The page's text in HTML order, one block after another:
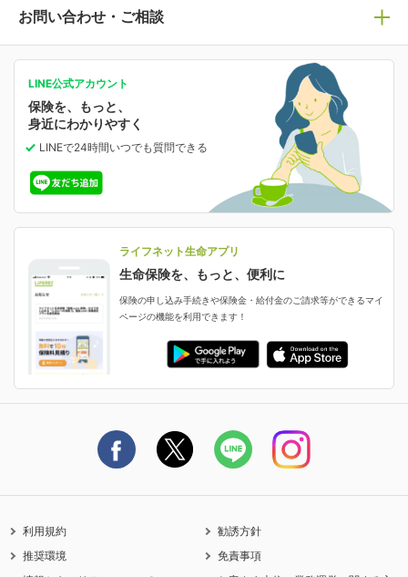
人生のステージに必要な保険がわかる！
保険ジャンバラヤ
あなたの人生と保険選びのためのWebメディア
選ばれる理由・評判
ライフネット生命の特長
ライフネット生命が選ばれる理由がわかる！
評判・口コミ
ご契約者さまに聞きました！
申し込みガイド
ご契約の流れと必要書類
保険料の支払い方法
病気や手術に備える
がん保険
がんに備える
女性保険
就業不能保険
就業不能状態に備える
認知症・MCIに備える
ご契約内容の確認
お客さま情報の確認・変更
保険料の支払い方法の変更
中断したお申し込みの再開
お申し込み後の状況確認
減額・解約・追加契約の申し込み など
ご契約者さま向け各種お手続き・サービス
保険金・給付金のご請求
生命保険料控除に関するご案内
ライフネット生命についてトップ
会社情報
業績・財務情報
保険金等の支払状況
採用情報
生命保険マニフェスト
ライフネット生命のCMページ
ライフネット生命公式note
お問い合わせ・ご相談
保険相談サービス
よくあるご質問
資料請求
LINE公式アカウント
保険を、もっと、
身近にわかりやすく
LINEで24時間いつでも質問できる
ライフネット生命アプリ
生命保険を、もっと、便利に
保険の申し込み手続きや保険金・給付金のご請求等ができるマイ
ページの機能を利用できます！
利用規約
推奨環境
勧誘方針
免責事項